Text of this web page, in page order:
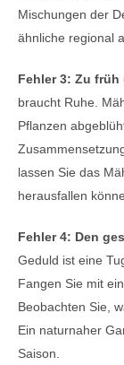
Mischungen der
ähnliche regional
Fehler 3: Zu
braucht Ruhe.
Pflanzen
lassen Sie das
herausfallen
Fehler 4: Den
Geduld ist eine
Fangen Sie mit
Beobachten Sie,
Ein naturnaher
Saison.